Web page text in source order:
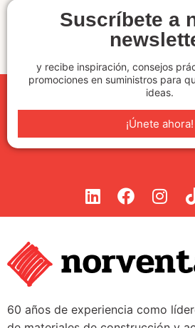
Suscríbete a
y recibe inspiración, consejos
promociones en suministros para
ideas.
¡Únete ahora!
60 años de experiencia como